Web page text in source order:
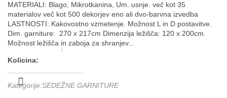
MATERIALI: Blago, Mikrotkanina, Um. usnje. več kot 35
materialov več kot 500 dekorjev eno ali dvo-barvna izvedba
LASTNOSTI: Kakovostno vzmetenje. Možnost L in D postavitve.
Dim. garniture: 270 x 217cm Dimenzija ležišča: 120 x 200cm.
Možnost ležišča in zaboja za shranjev...
Kolicina:
Kategorije:SEDEŽNE GARNITURE